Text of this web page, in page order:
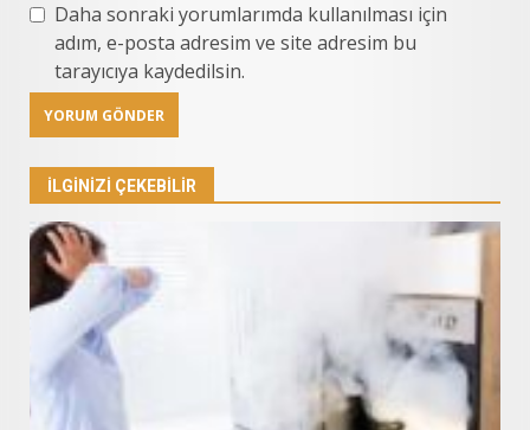
Daha sonraki yorumlarımda kullanılması için
adım, e-posta adresim ve site adresim bu
tarayıcıya kaydedilsin.
İLGINIZI ÇEKEBILIR